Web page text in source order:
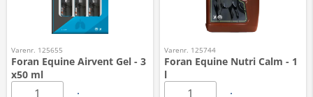
Varenr. 125655
Foran Equine Airvent Gel - 3
x50 ml
Varenr. 125744
Foran Equine Nutri Calm - 1
l